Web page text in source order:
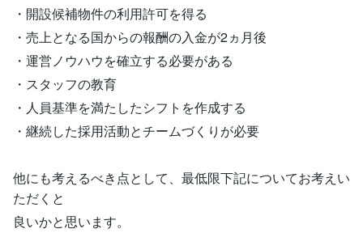
・開設候補物件の利用許可を得る
・売上となる国からの報酬の入金が2ヵ月後
・運営ノウハウを確立する必要がある
・スタッフの教育
・人員基準を満たしたシフトを作成する
・継続した採用活動とチームづくりが必要
他にも考えるべき点として、最低限下記についてお考えい
ただくと
良いかと思います。